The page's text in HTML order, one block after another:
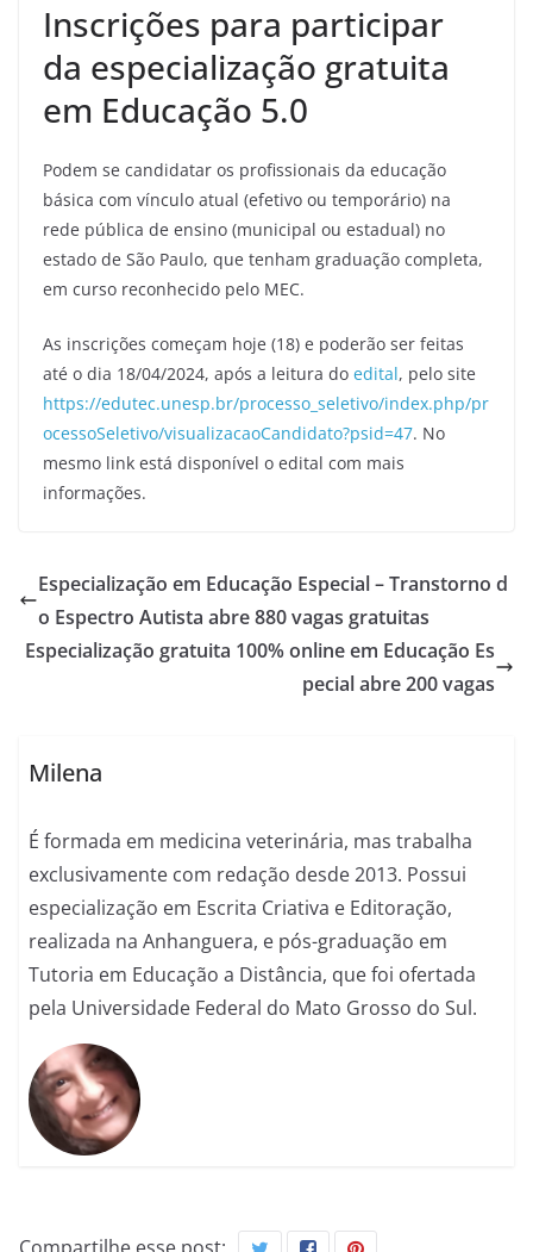
Inscrições para participar
da especialização gratuita
em Educação 5.0
Podem se candidatar os profissionais da educação
básica com vínculo atual (efetivo ou temporário) na
rede pública de ensino (municipal ou estadual) no
estado de São Paulo, que tenham graduação completa,
em curso reconhecido pelo MEC.
As inscrições começam hoje (18) e poderão ser feitas
até o dia 18/04/2024, após a leitura do edital, pelo site
https://edutec.unesp.br/processo_seletivo/index.php/pr
ocessoSeletivo/visualizacaoCandidato?psid=47. No
mesmo link está disponível o edital com mais
informações.
Especialização em Educação Especial – Transtorno d
o Espectro Autista abre 880 vagas gratuitas
Especialização gratuita 100% online em Educação Es
pecial abre 200 vagas
Milena
É formada em medicina veterinária, mas trabalha
exclusivamente com redação desde 2013. Possui
especialização em Escrita Criativa e Editoração,
realizada na Anhanguera, e pós-graduação em
Tutoria em Educação a Distância, que foi ofertada
pela Universidade Federal do Mato Grosso do Sul.